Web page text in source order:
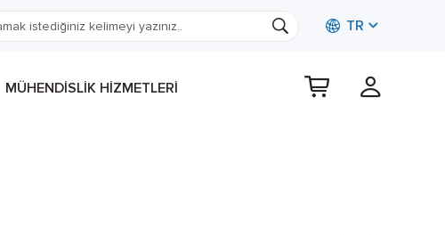
TR
MÜHENDISLIK HIZMETLERI